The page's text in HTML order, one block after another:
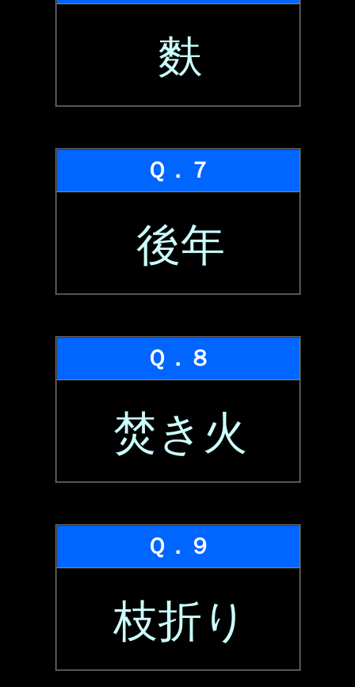
麩
Ｑ．７
後年
Ｑ．８
焚き火
Ｑ．９
枝折り